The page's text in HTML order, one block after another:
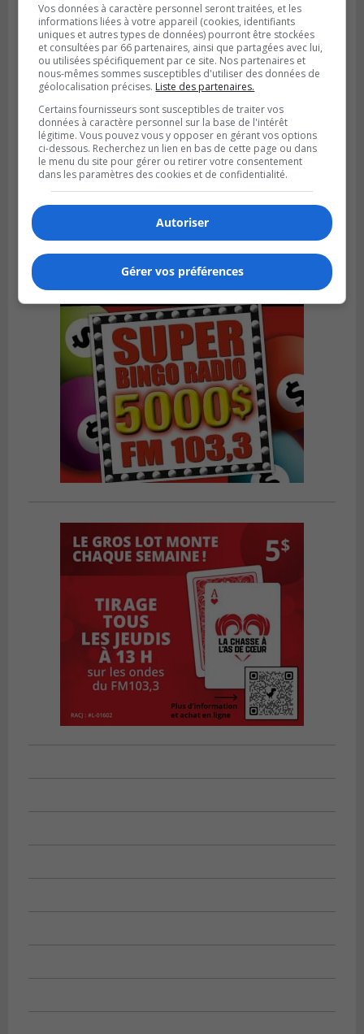
SAINT-HUBERT
Publié le 6 août 2026 à 09h39
Longueuil injecte 1,5 M$ pour moderniser
deux stations de pompage
Vos données à caractère personnel seront traitées, et les
informations liées à votre appareil (cookies, identifiants
uniques et autres types de données) pourront être stockées
et consultées par 66 partenaires, ainsi que partagées avec lui,
ou utilisées spécifiquement par ce site. Nos partenaires et
nous-mêmes sommes susceptibles d'utiliser des données de
géolocalisation précises. Liste des partenaires.
Certains fournisseurs sont susceptibles de traiter vos
données à caractère personnel sur la base de l'intérêt
légitime. Vous pouvez vous y opposer en gérant vos options
ci-dessous. Recherchez un lien en bas de cette page ou dans
le menu du site pour gérer ou retirer votre consentement
dans les paramètres des cookies et de confidentialité.
Autoriser
Gérer vos préférences